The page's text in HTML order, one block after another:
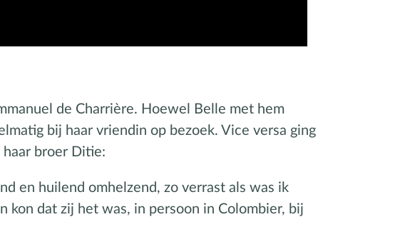
de Charrière. Hoewel Belle met hem
bij haar vriendin op bezoek. Vice versa ging
broer Ditie:
en huilend omhelzend, zo verrast als was ik
kon dat zij het was, in persoon in Colombier, bij